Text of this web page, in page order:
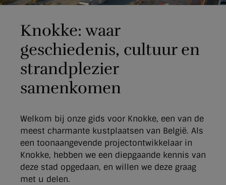
Knokke: waar
geschiedenis, cultuur en
strandplezier
samenkomen
Welkom bij onze gids voor Knokke, een van de
meest charmante kustplaatsen van België. Als
een toonaangevende projectontwikkelaar in
Knokke, hebben we een diepgaande kennis van
deze stad opgedaan, en willen we deze graag
met u delen.